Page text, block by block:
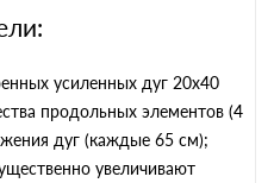
усиленных дуг 20х40
продольных элементов (4
дуг (каждые 65 см);
увеличивают